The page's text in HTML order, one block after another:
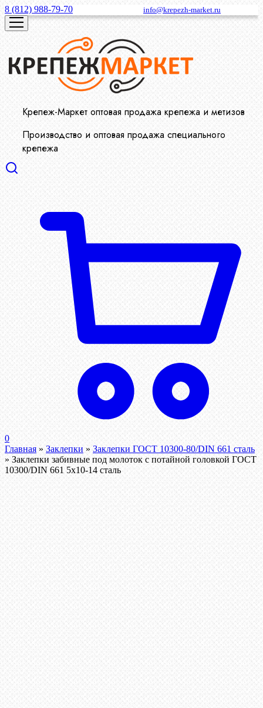
8 (812) 988-79-70 info@krepezh-market.ru
Крепеж-Маркет оптовая продажа крепежа и метизов
Производство и оптовая продажа специального
крепежа
0
Главная » Заклепки » Заклепки ГОСТ 10300-80/DIN 661 сталь
» Заклепки забивные под молоток с потайной головкой ГОСТ
10300/DIN 661 5х10-14 сталь